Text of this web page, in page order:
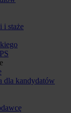
i staże
dla kandydatów